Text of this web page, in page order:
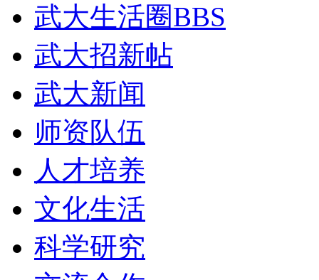
武大生活圈BBS
武大招新帖
武大新闻
师资队伍
人才培养
文化生活
科学研究